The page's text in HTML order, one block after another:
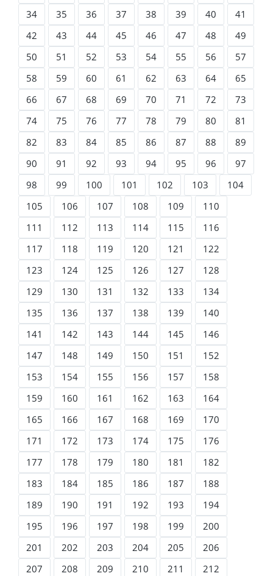
34
35 36 37 38 39 40
41
42
43 44 45 46 47 48
49
50
51 52 53 54 55 56
57
58
59 60 61 62 63 64
65
66
67 68 69 70 71 72
73
74
75 76 77 78 79 80
81
82
83 84 85 86 87 88
89
90
91 92 93 94 95 96
97
98
99 100 101 102 103
104
105
106 107 108 109
110
111
112 113 114 115
116
117
118 119 120 121
122
123
124 125 126 127
128
129
130 131 132 133
134
135
136 137 138 139
140
141
142 143 144 145
146
147
148 149 150 151
152
153
154 155 156 157
158
159
160 161 162 163
164
165
166 167 168 169
170
171
172 173 174 175
176
177
178 179 180 181
182
183
184 185 186 187
188
189
190 191 192 193
194
195
196 197 198 199
200
201
202 203 204 205
206
207
208 209 210 211
212